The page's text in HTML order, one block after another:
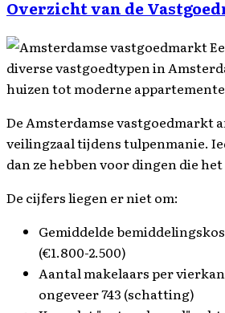
Overzicht van de
diverse vastgoedtypen in
huizen tot moderne
De Amsterdamse vastgoedmarkt
veilingzaal tijdens tulpenmanie.
dan ze hebben voor dingen die
De cijfers liegen er niet om:
Gemiddelde
(€1.800-2.500)
Aantal makelaars per
ongeveer 743 (schatting)